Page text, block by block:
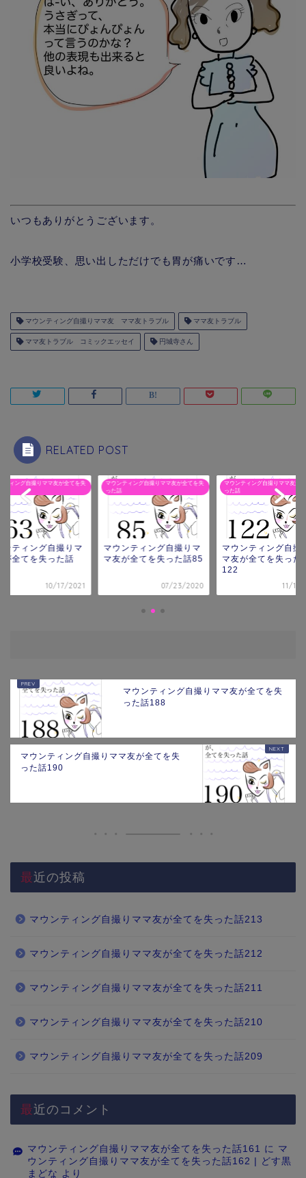
いつもありがとうございます。
小学校受験、思い出しただけでも胃が痛いです…
マウンティング自撮りママ友 ママ友トラブル ママ友トラブル
ママ友トラブル コミックエッセイ 円城寺さん
RELATED POST
ティング自撮りママ友が全てを失
ンティング自撮りマ
が全てを失った話
10/17/2021
マウンティング自撮りママ友が全てを失
った話
マウンティング自撮りマ
マ友が全てを失った話85
07/23/2020
マウンティング自撮りママ友が
った話
マウンティング自撮
マ友が全てを失った
122
11/19/
マウンティング自撮りママ友が全てを失
った話188
マウンティング自撮りママ友が全てを失
った話190
最近の投稿
マウンティング自撮りママ友が全てを失った話213
マウンティング自撮りママ友が全てを失った話212
マウンティング自撮りママ友が全てを失った話211
マウンティング自撮りママ友が全てを失った話210
マウンティング自撮りママ友が全てを失った話209
最近のコメント
マウンティング自撮りママ友が全てを失った話161 に マ
ウンティング自撮りママ友が全てを失った話162 | どす黒
まどな より